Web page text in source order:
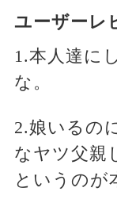
ユーザーレ
1.本人達に
な。
2.娘いるの
なヤツ父親
というのが